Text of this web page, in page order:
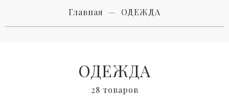
Главная ОДЕЖДА
ОДЕЖДА
28 товаров